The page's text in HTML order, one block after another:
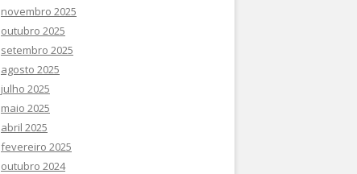
novembro 2025
outubro 2025
setembro 2025
agosto 2025
julho 2025
maio 2025
abril 2025
fevereiro 2025
outubro 2024